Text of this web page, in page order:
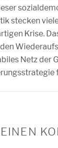
stecken
Krise.
Netz der